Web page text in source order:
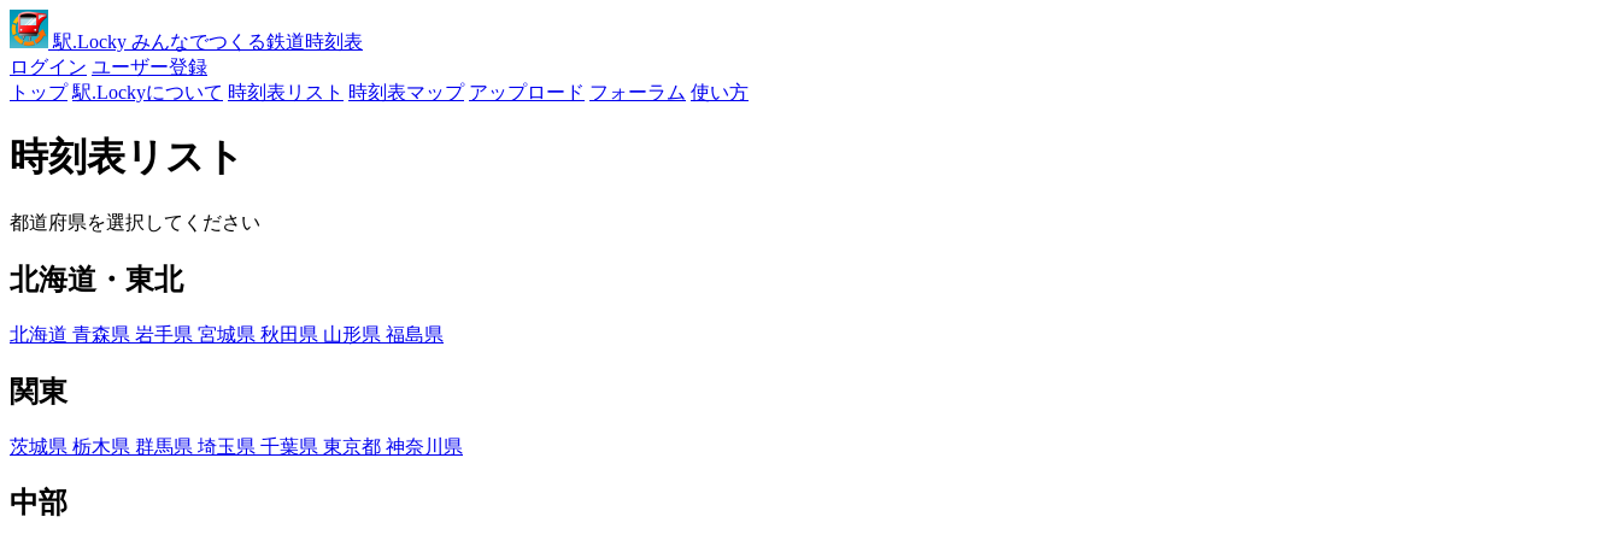
駅.Locky みんなでつくる鉄道時刻表
ログイン ユーザー登録
トップ 駅.Lockyについて 時刻表リスト 時刻表マップ アップロード フォーラム 使い方
時刻表リスト
都道府県を選択してください
北海道・東北
北海道 青森県 岩手県 宮城県 秋田県 山形県 福島県
関東
茨城県 栃木県 群馬県 埼玉県 千葉県 東京都 神奈川県
中部